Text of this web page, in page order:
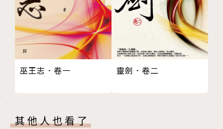
康正從現場遺留的各種跡象，大膽假設園子是遭人殺
害，於是當機立斷，將重要證據取走，決心靠一己之
力，親手揪出殺害妹妹的凶手。幾經抽絲剝繭，他歸結
出兩名嫌疑犯──前男友、唯一摯友，其中一人在背叛
園子後，狠心地痛下殺手。
當關鍵線索被破壞殆盡，獵犬般的刑警——加賀恭一
巫王志．卷一 靈劍．卷二
其他人也看了